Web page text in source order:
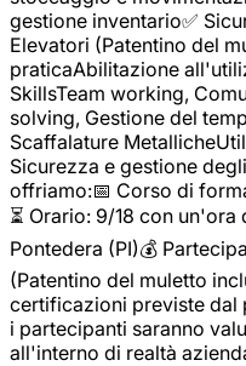
gestione inventario✅
Elevatori (Patentino del
praticaAbilitazione
SkillsTeam working,
solving, Gestione del
Scaffalature
Sicurezza e gestione
offriamo:📅 Corso di
⏳ Orario: 9/18 con
Pontedera (PI)💰
(Patentino del muletto
certificazioni previste dal
i partecipanti saranno
all'interno di realtà